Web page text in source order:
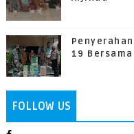
19
FOLLOW US